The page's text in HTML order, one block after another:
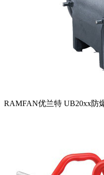
RAMFAN优兰特 UB20xx防